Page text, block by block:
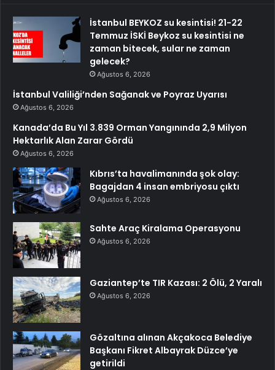
İstanbul BEYKOZ su kesintisi! 21-22
Temmuz İSKİ Beykoz su kesintisi ne
zaman bitecek, sular ne zaman
gelecek?
Ağustos 6, 2026
İstanbul Valiliği’nden Sağanak ve Poyraz Uyarısı
Ağustos 6, 2026
Kanada’da Bu Yıl 3.839 Orman Yangınında 2,9 Milyon
Hektarlık Alan Zarar Gördü
Ağustos 6, 2026
Kıbrıs’ta havalimanında şok olay:
Bagajdan 4 insan embriyosu çıktı
Ağustos 6, 2026
Sahte Araç Kiralama Operasyonu
Ağustos 6, 2026
Gaziantep’te TIR Kazası: 2 Ölü, 2 Yaralı
Ağustos 6, 2026
Gözaltına alınan Akçakoca Belediye
Başkanı Fikret Albayrak Düzce’ye
getirildi